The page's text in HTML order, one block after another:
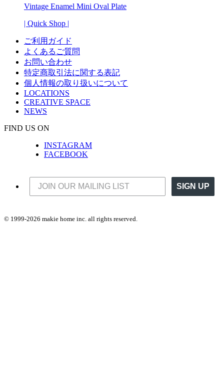
Vintage Enamel Mini Oval Plate
| Quick Shop |
ご利用ガイド
よくあるご質問
お問い合わせ
特定商取引法に関する表記
個人情報の取り扱いについて
LOCATIONS
CREATIVE SPACE
NEWS
FIND US ON
INSTAGRAM
FACEBOOK
SIGN UP
© 1999-2026 makie home inc. all rights reserved.